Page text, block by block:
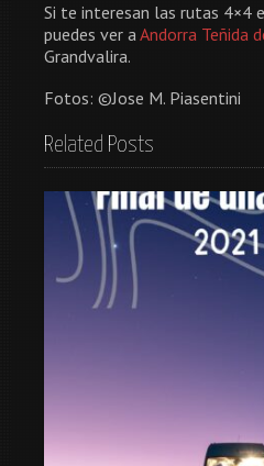
Si te interesan las rutas 4×4
puedes ver aAndorra Teñida
Grandvalira.
Fotos: ©Jose M. Piasentini
Related Posts